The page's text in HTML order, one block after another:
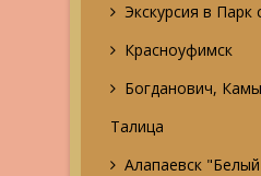
Экскурсия в Парк
Красноуфимск
Богданович,
Талица
Алапаевск